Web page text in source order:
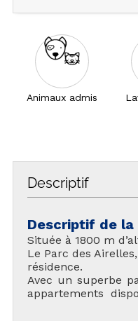
Animaux admis
Descriptif
Descriptif de la
Située à 1800 m
Le Parc des
résidence.
Avec un superbe
appartements